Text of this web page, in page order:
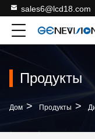
sales6@lcd18.com
Продукты
Дом > Продукты >